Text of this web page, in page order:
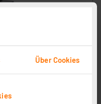
Über Cookies
mit KI-Live-Kamera,